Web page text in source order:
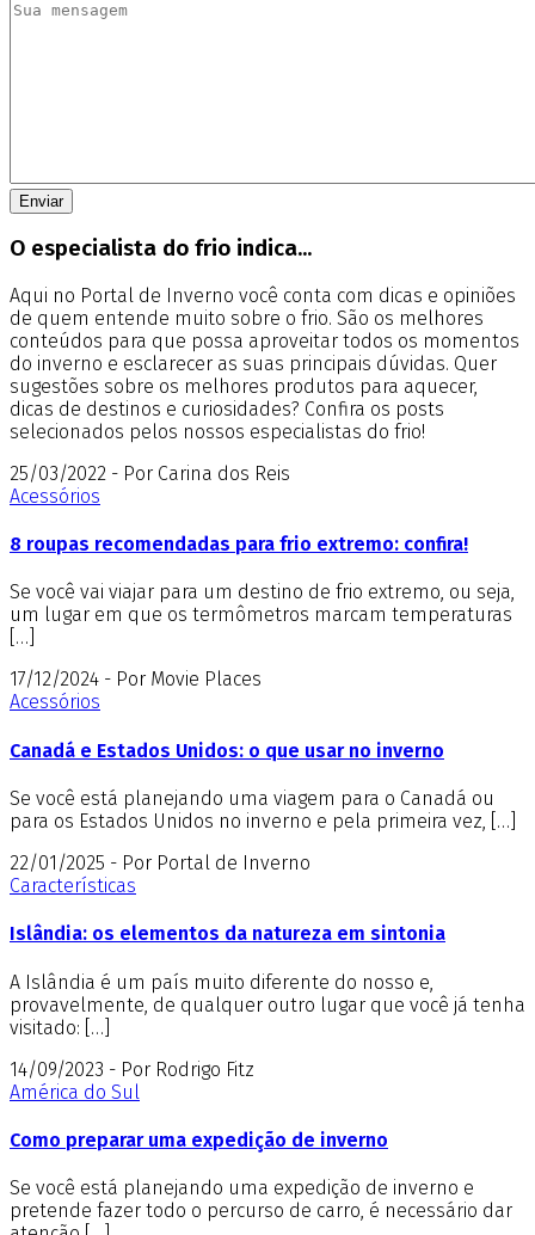
O especialista do frio indica...
Aqui no Portal de Inverno você conta com dicas e opiniões
de quem entende muito sobre o frio. São os melhores
conteúdos para que possa aproveitar todos os momentos
do inverno e esclarecer as suas principais dúvidas. Quer
sugestões sobre os melhores produtos para aquecer,
dicas de destinos e curiosidades? Confira os posts
selecionados pelos nossos especialistas do frio!
25/03/2022 - Por Carina dos Reis
Acessórios
8 roupas recomendadas para frio extremo: confira!
Se você vai viajar para um destino de frio extremo, ou seja,
um lugar em que os termômetros marcam temperaturas
[…]
17/12/2024 - Por Movie Places
Acessórios
Canadá e Estados Unidos: o que usar no inverno
Se você está planejando uma viagem para o Canadá ou
para os Estados Unidos no inverno e pela primeira vez, […]
22/01/2025 - Por Portal de Inverno
Características
Islândia: os elementos da natureza em sintonia
A Islândia é um país muito diferente do nosso e,
provavelmente, de qualquer outro lugar que você já tenha
visitado: […]
14/09/2023 - Por Rodrigo Fitz
América do Sul
Como preparar uma expedição de inverno
Se você está planejando uma expedição de inverno e
pretende fazer todo o percurso de carro, é necessário dar